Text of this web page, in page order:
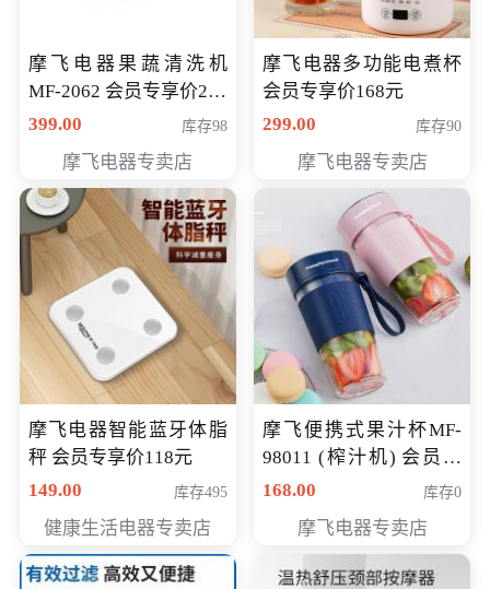
摩飞电器果蔬清洗机
MF-2062 会员专享价268
元
399.00 库存98
摩飞电器专卖店
摩飞电器多功能电煮杯
会员专享价168元
299.00
库存90
摩飞电器专卖店
摩飞电器智能蓝牙体脂
秤 会员专享价118元
149.00
库存495
健康生活电器专卖店
摩飞便携式果汁杯MF-
98011 (榨汁机) 会员专
享价138元
168.00 库存0
摩飞电器专卖店